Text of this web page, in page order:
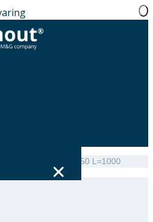
Extension AL 150 L=1000